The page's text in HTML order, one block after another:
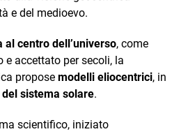
e del medioevo.
al centro dell’universo, come
e accettato per secoli, la
propose modelli eliocentrici, in
sistema solare.
scientifico, iniziato